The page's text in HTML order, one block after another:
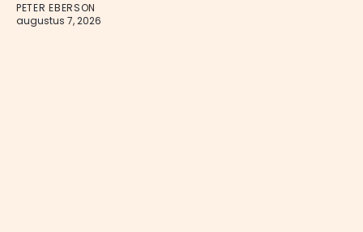
PETER EBERSON
augustus 7, 2026